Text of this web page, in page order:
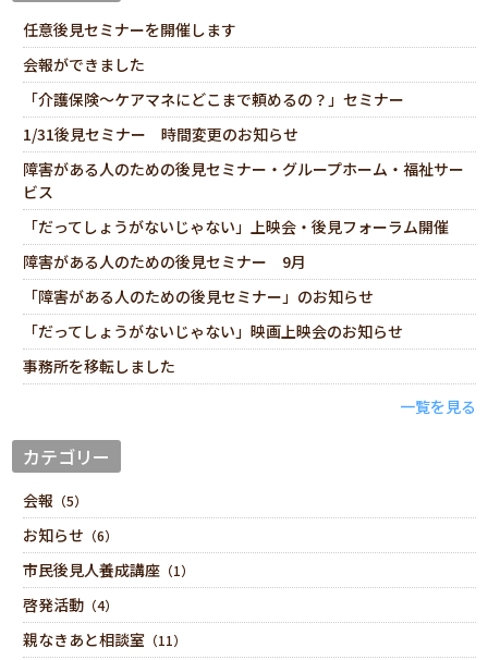
任意後見セミナーを開催します
会報ができました
「介護保険～ケアマネにどこまで頼めるの？」セミナー
1/31後見セミナー 時間変更のお知らせ
障害がある人のための後見セミナー・グループホーム・福祉サー
ビス
「だってしょうがないじゃない」上映会・後見フォーラム開催
障害がある人のための後見セミナー 9月
「障害がある人のための後見セミナー」のお知らせ
「だってしょうがないじゃない」映画上映会のお知らせ
事務所を移転しました
一覧を見る
カテゴリー
会報 （5）
お知らせ （6）
市民後見人養成講座 （1）
啓発活動 （4）
親なきあと相談室 （11）